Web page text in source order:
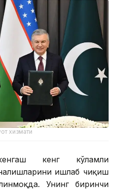
хизмати
кенг кўламли
ишлаб чиқиш
Унинг биринчи